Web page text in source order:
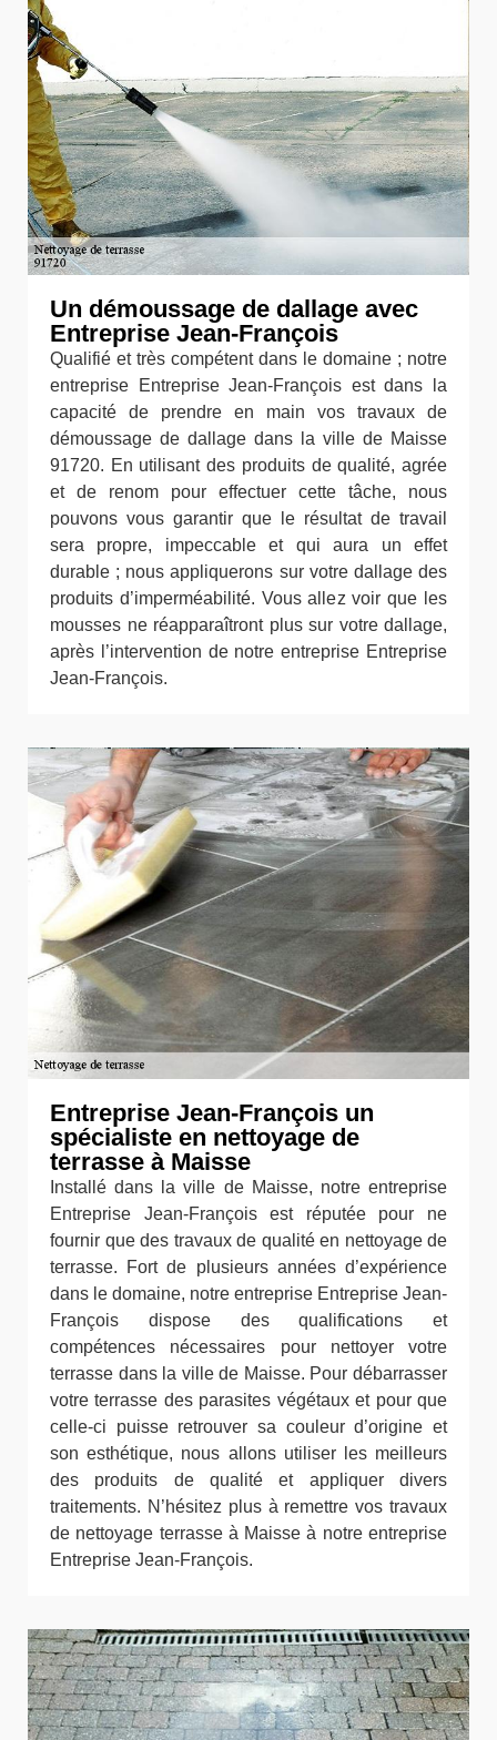
Un démoussage de dallage avec
Entreprise Jean-François
Qualifié et très compétent dans le domaine ; notre
entreprise Entreprise Jean-François est dans la
capacité de prendre en main vos travaux de
démoussage de dallage dans la ville de Maisse
91720. En utilisant des produits de qualité, agrée
et de renom pour effectuer cette tâche, nous
pouvons vous garantir que le résultat de travail
sera propre, impeccable et qui aura un effet
durable ; nous appliquerons sur votre dallage des
produits d’imperméabilité. Vous allez voir que les
mousses ne réapparaîtront plus sur votre dallage,
après l’intervention de notre entreprise Entreprise
Jean-François.
Entreprise Jean-François un
spécialiste en nettoyage de
terrasse à Maisse
Installé dans la ville de Maisse, notre entreprise
Entreprise Jean-François est réputée pour ne
fournir que des travaux de qualité en nettoyage de
terrasse. Fort de plusieurs années d’expérience
dans le domaine, notre entreprise Entreprise Jean-
François dispose des qualifications et
compétences nécessaires pour nettoyer votre
terrasse dans la ville de Maisse. Pour débarrasser
votre terrasse des parasites végétaux et pour que
celle-ci puisse retrouver sa couleur d’origine et
son esthétique, nous allons utiliser les meilleurs
des produits de qualité et appliquer divers
traitements. N’hésitez plus à remettre vos travaux
de nettoyage terrasse à Maisse à notre entreprise
Entreprise Jean-François.